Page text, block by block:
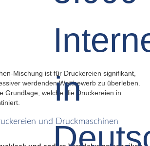
Mischung ist für Druckereien signifikant,
werdenden Wettbewerb zu überleben.
Grundlage, welche die Druckereien in
und Druckmaschinen